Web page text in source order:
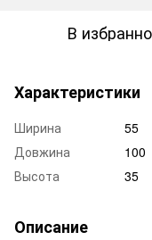
В
Характеристики
Ширина
55
Довжина
100
Высота
35
Описание